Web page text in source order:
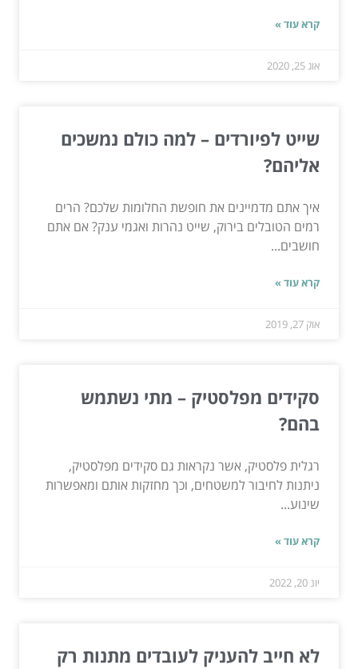
קרא עוד »
אוג 25, 2020
שייט לפיורדים – למה כולם נמשכים
אליהם?
איך אתם מדמיינים את חופשת החלומות שלכם? הרים
רמים הטובלים בירוק, שייט נהרות ואגמי ענק? אם אתם
חושבים...
קרא עוד »
אוק 27, 2019
סקידים מפלסטיק – מתי נשתמש
בהם?
רגלית פלסטיק, אשר נקראות גם סקידים מפלסטיק,
ניתנות לחיבור למשטחים, וכך מחזקות אותם ומאפשרות
שינוע...
קרא עוד »
יונ 20, 2022
לא חייב להעניק לעובדים מתנות רק